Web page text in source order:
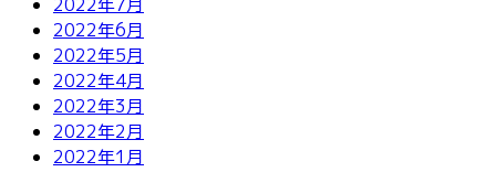
2022年6月
2022年5月
2022年4月
2022年3月
2022年2月
2022年1月